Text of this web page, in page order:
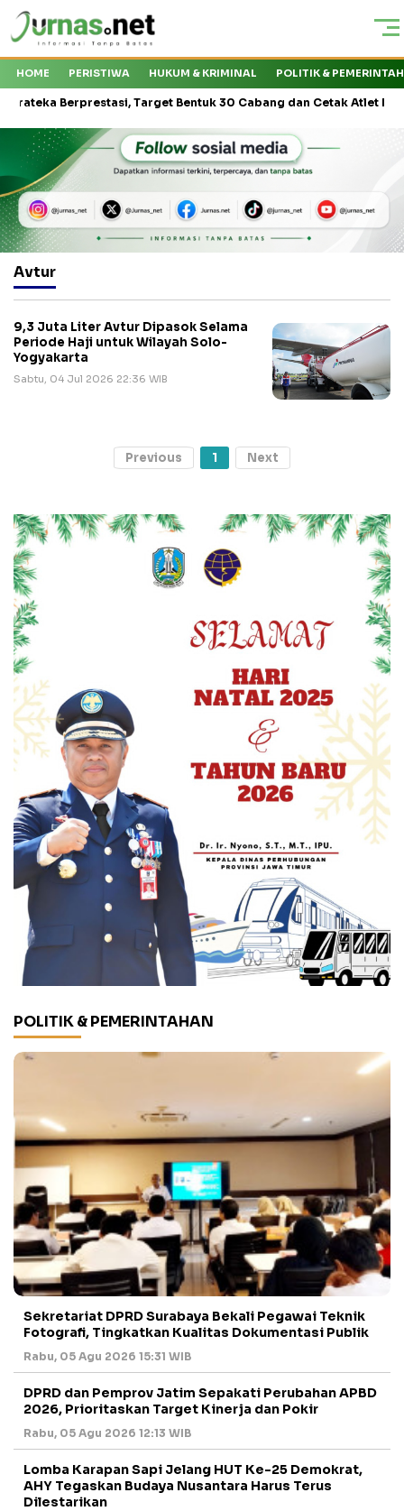
HOME PERISTIWA HUKUM & KRIMINAL POLITIK &
Berprestasi, Target Bentuk 30 Cabang dan Cetak Atlet Nasional
Avtur
9,3 Juta Liter Avtur Dipasok Selama
Periode Haji untuk Wilayah Solo-
Yogyakarta
Sabtu, 04 Jul 2026 22:36 WIB
Previous 1 Next
POLITIK & PEMERINTAHAN
Sekretariat DPRD Surabaya Bekali Pegawai Teknik
Fotografi, Tingkatkan Kualitas Dokumentasi Publik
Rabu, 05 Agu 2026 15:31 WIB
DPRD dan Pemprov Jatim Sepakati Perubahan APBD
2026, Prioritaskan Target Kinerja dan Pokir
Rabu, 05 Agu 2026 12:13 WIB
Lomba Karapan Sapi Jelang HUT Ke-25 Demokrat,
AHY Tegaskan Budaya Nusantara Harus Terus
Dilestarikan